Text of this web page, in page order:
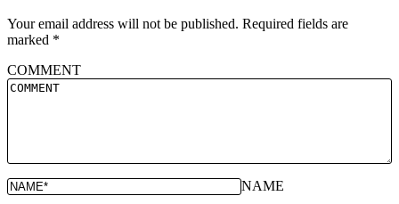
Your email address will not be published. Required fields are
marked *
COMMENT
NAME